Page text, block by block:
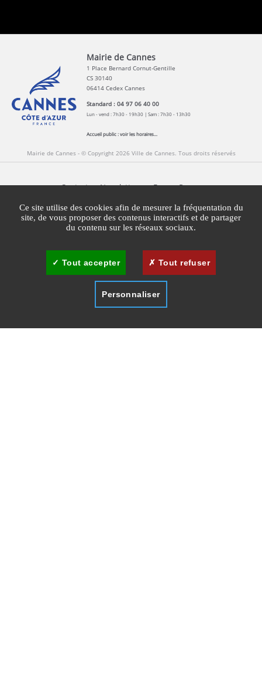
Mairie de Cannes
1 Place Bernard Cornut-Gentille
CS 30140
06414 Cedex Cannes
Standard : 04 97 06 40 00
Lun - vend : 7h30 - 19h30 | Sam : 7h30 - 13h30
Accueil public :voir les horaires...
Mairie de Cannes - © Copyright 2026 Ville de Cannes. Tous droits réservés
Contact Newsletters Espace Presse
Mentions légales Agglomération Cannes Lérins
Plan du site Gestion des cookies
Ce site utilise des cookies afin de mesurer la fréquentation du
site, de vous proposer des contenus interactifs et de partager
du contenu sur les réseaux sociaux.
Tout accepter Tout refuser
Personnaliser